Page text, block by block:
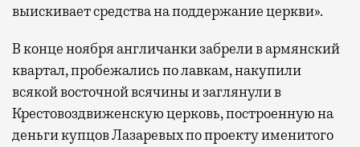
выискивает средства на поддержание церкви».
В конце ноября англичанки забрели в армянский
квартал, пробежались по лавкам, накупили
всякой восточной всячины и заглянули в
Крестовоздвиженскую церковь, построенную на
деньги купцов Лазаревых по проекту именитого